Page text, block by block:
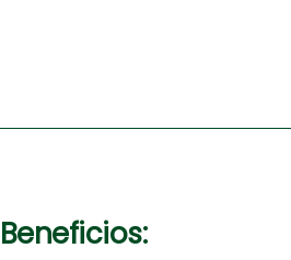
Beneficios: